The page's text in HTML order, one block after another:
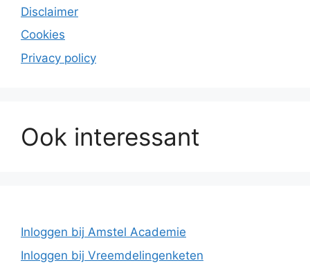
Disclaimer
Cookies
Privacy policy
Ook interessant
Inloggen bij Amstel Academie
Inloggen bij Vreemdelingenketen